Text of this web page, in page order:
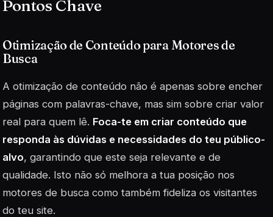
Pontos Chave
Otimização de Conteúdo para Motores de
Busca
A otimização de conteúdo não é apenas sobre encher
páginas com palavras-chave, mas sim sobre criar valor
real para quem lê. Foca-te em criar conteúdo que
responda às dúvidas e necessidades do teu público-
alvo, garantindo que este seja relevante e de
qualidade. Isto não só melhora a tua posição nos
motores de busca como também fideliza os visitantes
do teu site.